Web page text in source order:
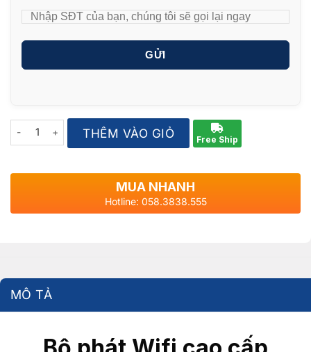
GỬI
Quantity THÊM VÀO GIỎ Free Ship
MUA NHANH
Hotline: 058.3838.555
MÔ TẢ